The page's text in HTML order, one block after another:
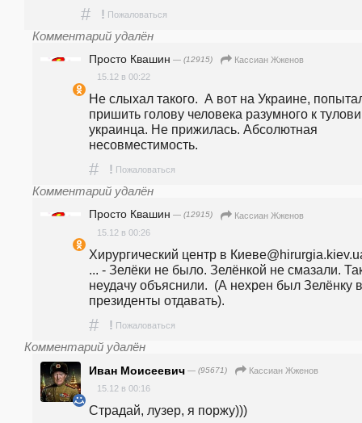
# ! Пожаловаться
Комментарий удалён
Просто Квашин — (12915)
Кассиан Жженов
15.12 в 00:22
Не слыхал такого.  А вот на Украине,
пришить голову человека разумного к
украинца. Не прижилась. Абсолютная
несовместимость.
# ! Пожаловаться
Комментарий удалён
Просто Квашин — (12915)
Кассиан Жженов
15.12 в 00:26
Хирургический центр в
... - Зелёки не было. Зелёнкой не смазали.
неудачу объяснили.  (А нехрен был Зелёнку в
президенты отдавать).
# ! Пожаловаться
Комментарий удалён
Иван Моиceeвич — (95671)
Кассиан Жженов
15.12 в 00:16
Страдай, лузер, я поржу)))